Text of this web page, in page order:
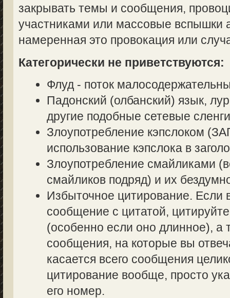
закрывать темы и сообщения,
участниками или массовые вспышки
намеренная это провокация или
Категорически не приветствуются:
Флуд - поток
Падонский (олбанский) язык,
другие подобные сетевые
Злоупотребление кэпслоком
использование кэпслока в
Злоупотребление смайликами
смайликов подряд) и их
Избыточное цитирование. Если
сообщение с цитатой,
(особенно если оно длинное), а
сообщения, на которые вы
касается всего сообщения
цитирование вообще, просто
его номер.